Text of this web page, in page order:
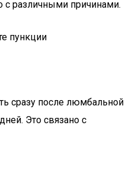
с различными причинами.
сразу после люмбальной
Это связано с